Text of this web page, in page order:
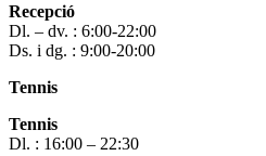
Recepció
Dl. – dv. : 6:00-22:00
Ds. i dg. : 9:00-20:00
Tennis
Tennis
Dl. : 16:00 – 22:30